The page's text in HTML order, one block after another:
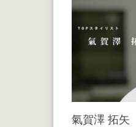
氣賀澤 拓矢